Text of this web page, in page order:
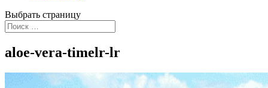
Выбрать страницу
aloe-vera-timelr-lr